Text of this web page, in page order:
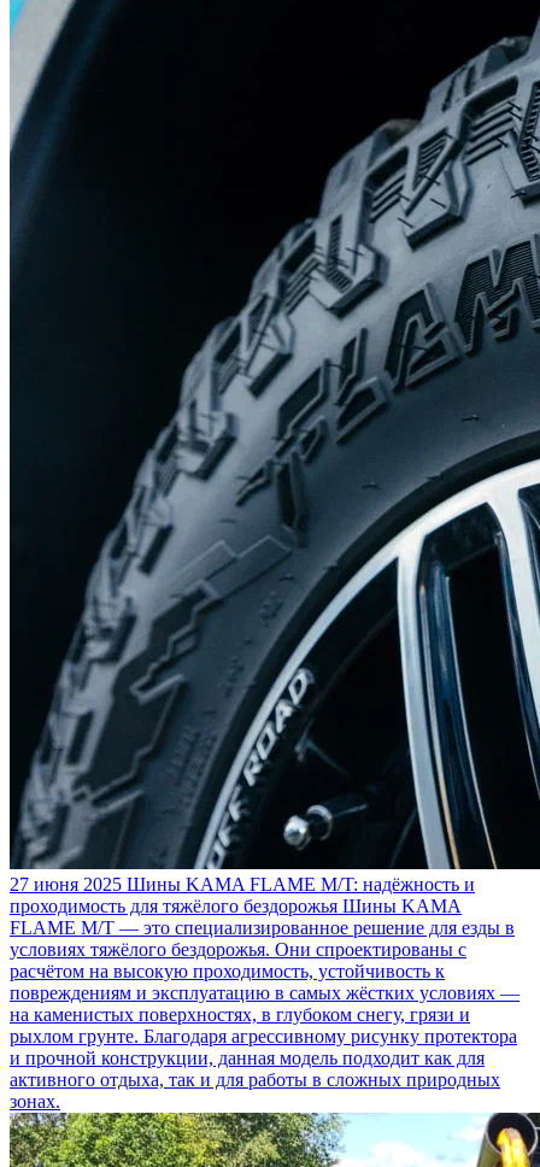
27 июня 2025 Шины KAMA FLAME M/T: надёжность и
проходимость для тяжёлого бездорожья Шины KAMA
FLAME M/T — это специализированное решение для езды в
условиях тяжёлого бездорожья. Они спроектированы с
расчётом на высокую проходимость, устойчивость к
повреждениям и эксплуатацию в самых жёстких условиях —
на каменистых поверхностях, в глубоком снегу, грязи и
рыхлом грунте. Благодаря агрессивному рисунку протектора
и прочной конструкции, данная модель подходит как для
активного отдыха, так и для работы в сложных природных
зонах.